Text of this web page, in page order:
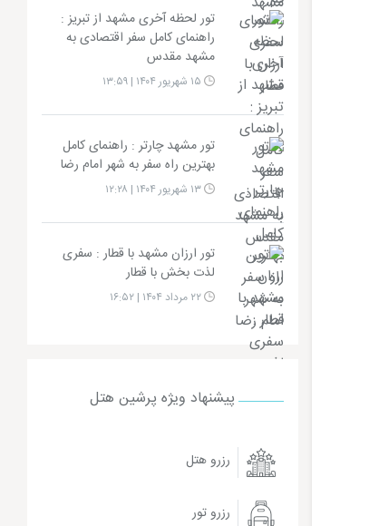
تور لحظه آخری مشهد از تبریز :
راهنمای کامل سفر اقتصادی به
مشهد مقدس
تور مشهد چارتر : راهنمای کامل
بهترین راه سفر به شهر امام رضا
۱۳ شهریور ۱۴۰۴ | ۱۲:۲۸
تور ارزان مشهد با قطار : سفری
لذت بخش با قطار
۲۲ مرداد ۱۴۰۴ | ۱۶:۵۲
پیشنهاد ویژه پرشین هتل
رزرو هتل
رزرو تور